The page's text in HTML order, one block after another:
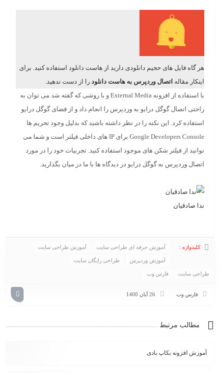
هر گاه فایل های حجیم دانلودی دارید از هاست دانلود استفاده کنید. برای
اینکار مقاله اتصال وردپرس به هاست دانلود را از دست ندهید.
با استفاده از افزونه External Media و با روشی که گفته شد می توان به
راحتی اتصال گوگل درایو به وردپرس را انجام داد و از فضای گوگل درایو
استفاده کرد. این نکته را در نظر داشته باشید که بدلیل وجود تحریم ها
Google Developers Console برای IP های داخلی فیلتر است و شما می
توانید از فیلتر شکن های موجود استفاده کنید. تجربیات خود را در مورد
اتصال وردپرس به گوگل درایو در دیدگاه ها با ما در میان بگذارید.
ندا صادقیان
کلیدواژه : آموزش حرفه ای طراحی سایت آموزش طراحی سایت
آموزش وردپرس طراحی رایگان سایت
طراحی سایت فارس وب
فارس وب 26 آبان 1400
مطالب مرتبط
آموزش افزونه بکاپ بادی